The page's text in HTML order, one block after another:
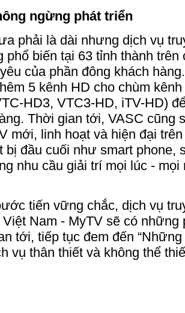
ngừng phát triển
phải là dài nhưng dịch vụ
phổ biến tại 63 tỉnh thành
của phần đông khách
5 kênh HD cho chùm
HD3, VTC3-HD, iTV-HD)
Thời gian tới, VASC cũng
mới, linh hoạt và hiện đại
bị đầu cuối như smart phone,
nhu cầu giải trí mọi lúc -
tiến vững chắc, dịch vụ
Nam - MyTV sẽ có những
tới, tiếp tục đem đến “Những
vụ thân thiết và không thể